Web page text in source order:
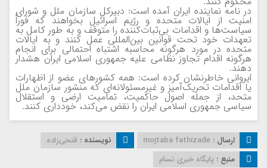
در نامه نماینده ایران آمده است: دبیرکل سازمان ملل و شورای
امنیت از ایالات متحده و رژیم اسرائیل بخواهند که فوراً
سیاست‌ها و اقدامات بی‌ثبات‌کننده را متوقف و به طور کامل به
تعهدات خود تحت قوانین بین‌المللی عمل کنند و به ایالات
متحده در مورد هرگونه محاسبه اشتباه احتمالی برای انجام
هرگونه اقدام تجاوز نظامی علیه جمهوری اسلامی ایران هشدار
دهند.
ایروانی خاطرنشان کرده است: همه کشورهای عضو از اظهارات
یا اقدامات تحریک‌آمیز و غیرمسئولانه‌ای که منشور سازمان ملل
متحد، از جمله اصول حاکمیت، تمامیت ارضی و استقلال
سیاسی جمهوری اسلامی ایران را نقض می‌کند، خودداری کنند.
ارسال : mojtaba fathizade نویسنده : فتحی‌زاده
منبع : پایگاه خبری نسام